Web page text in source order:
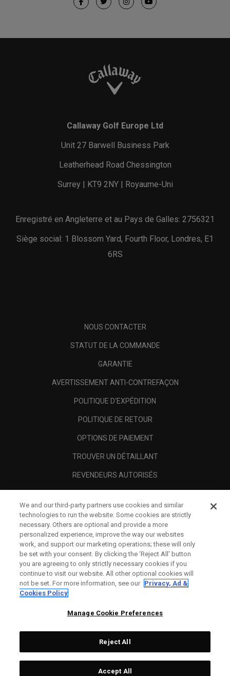
Callaway Golf Europe Ltd
Unit 27 Barwell Business Park
Leatherhead Road Chessington
Surrey | KT9 2NY | Royaume-Uni
Enregistré en Angleterre et au Pays de Galles: 2756321
Siège social: 1 Blossom Yard, Fourth Floor, Londres, E1
6RS
NOUS CONTACTER
STATUT DE LA COMMANDE
GARANTIE
AVERTISSEMENT ANTI-CONTREFAÇON
POLITIQUE D'EXPÉDITION
POLITIQUE DE RETOUR
OPTIONS DE PAIEMENT
TROUVER UN DÉTAILLANT
REVENDEURS AUTORISÉS
A PROPOS
MENTIONS LÉGALES
Topgolf Callaway Brands.
We and our third-party partners use cookies and similar
technologies to run the website. Some cookies are strictly
necessary. Others are optional and provide a more
personalized experience, improve the way our websites
work, and support our marketing operations; these will only
be set with your consent. By clicking the ‘Reject All' button
you are agreeing to only strictly necessary cookies if you
continue to visit our website. All other optional cookies will
not be set. For more information, see our Privacy, Ad &
Cookies Policy
Manage Cookie Preferences
Reject All
Accept All